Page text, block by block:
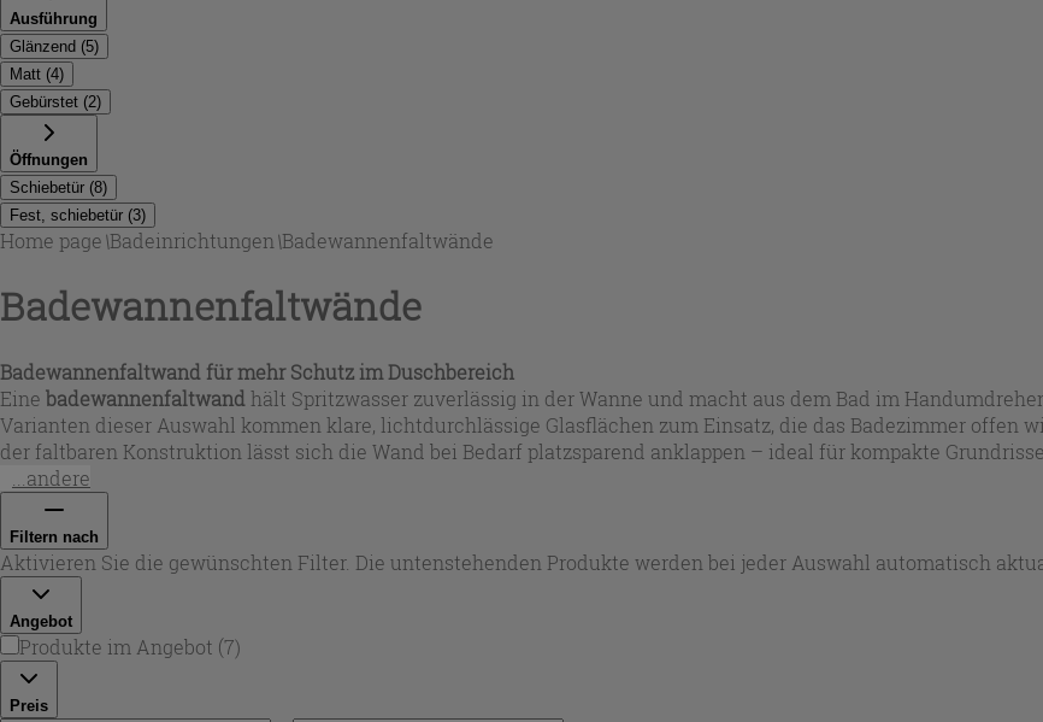
Ausführung
Glänzend (5)
Matt (4)
Gebürstet (2)
Öffnungen
Schiebetür (8)
Fest, schiebetür (3)
Home page\Badeinrichtungen \Badewannenfaltwände
Badewannenfaltwände
Badewannenfaltwand für mehr Schutz im Duschbereich
Eine badewannenfaltwand hält Spritzwasser zuverlässig in der Wanne und macht aus dem Bad im
Varianten dieser Auswahl kommen klare, lichtdurchlässige Glasflächen zum Einsatz, die das Badezimmer offen
der faltbaren Konstruktion lässt sich die Wand bei Bedarf platzsparend anklappen – ideal für kompakte
...andere
Filtern nach
Aktivieren Sie die gewünschten Filter. Die untenstehenden Produkte werden bei jeder Auswahl automatisch
Angebot
Produkte im Angebot (7)
Preis